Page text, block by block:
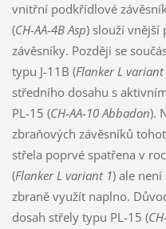
vnitřní podkřídlové
(CH-AA-4B Asp) slouží vnější
závěsníky. Později se
typu J-11B (Flanker L variant
středního dosahu s
PL-15 (CH-AA-10 Abbadon).
zbraňových závěsníků
střela poprvé spatřena v
(Flanker L variant 1) ale
zbraně využít naplno.
dosah střely typu PL-15 (